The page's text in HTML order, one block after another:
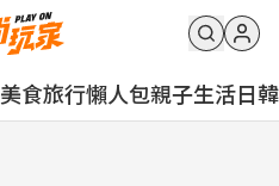
美食旅行懶人包親子生活日韓